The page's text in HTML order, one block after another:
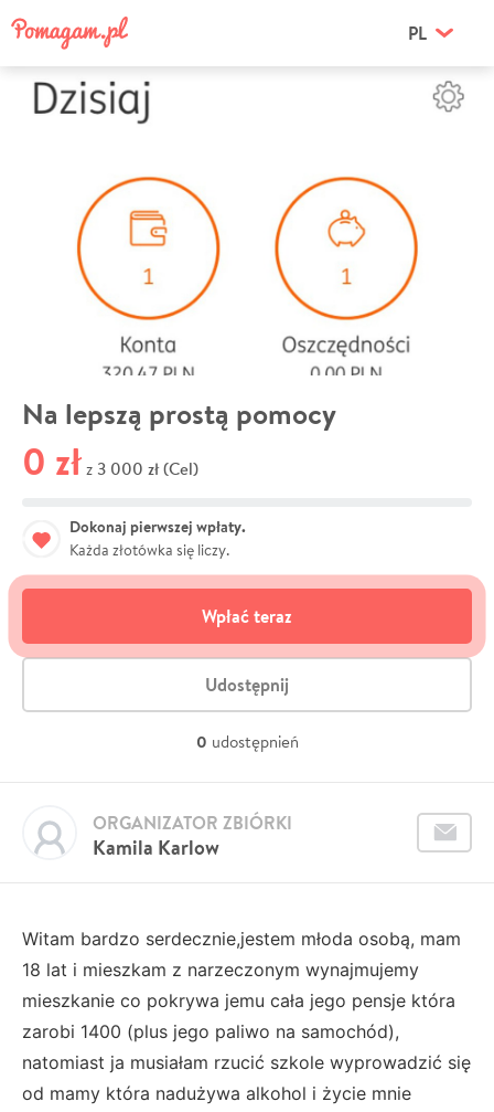
PL
Na lepszą prostą pomocy
0 zł z 3 000 zł (Cel)
Dokonaj pierwszej wpłaty.
Każda złotówka się liczy.
Wpłać teraz
Udostępnij
0 udostępnień
Kamila Karlow
ORGANIZATOR ZBIÓRKI
Witam bardzo serdecznie,jestem młoda osobą, mam
18 lat i mieszkam z narzeczonym wynajmujemy
mieszkanie co pokrywa jemu cała jego pensje która
zarobi 1400 (plus jego paliwo na samochód),
natomiast ja musiałam rzucić szkole wyprowadzić się
od mamy która nadużywa alkohol i życie mnie